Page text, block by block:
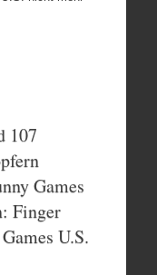
107
Games
Finger
U.S.